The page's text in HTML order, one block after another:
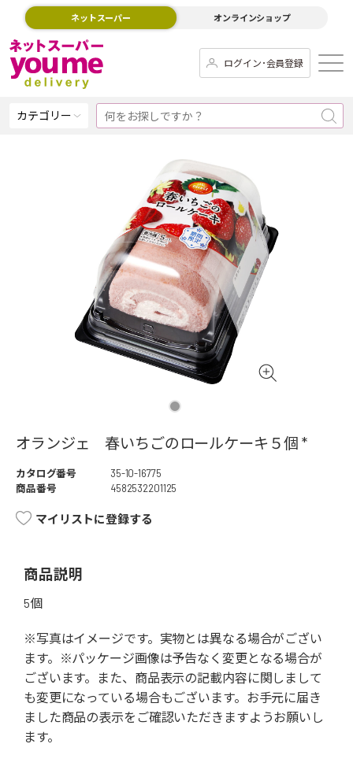
ネットスーパー オンラインショップ
ログイン･会員登録
カテゴリー
オランジェ 春いちごのロールケーキ５個 *
カタログ番号
35-10-16775
商品番号
4582532201125
マイリストに登録する
商品説明
5個
※写真はイメージです。実物とは異なる場合がござい
ます。※パッケージ画像は予告なく変更となる場合が
ございます。また、商品表示の記載内容に関しまして
も変更になっている場合もございます。お手元に届き
ました商品の表示をご確認いただきますようお願いし
ます。